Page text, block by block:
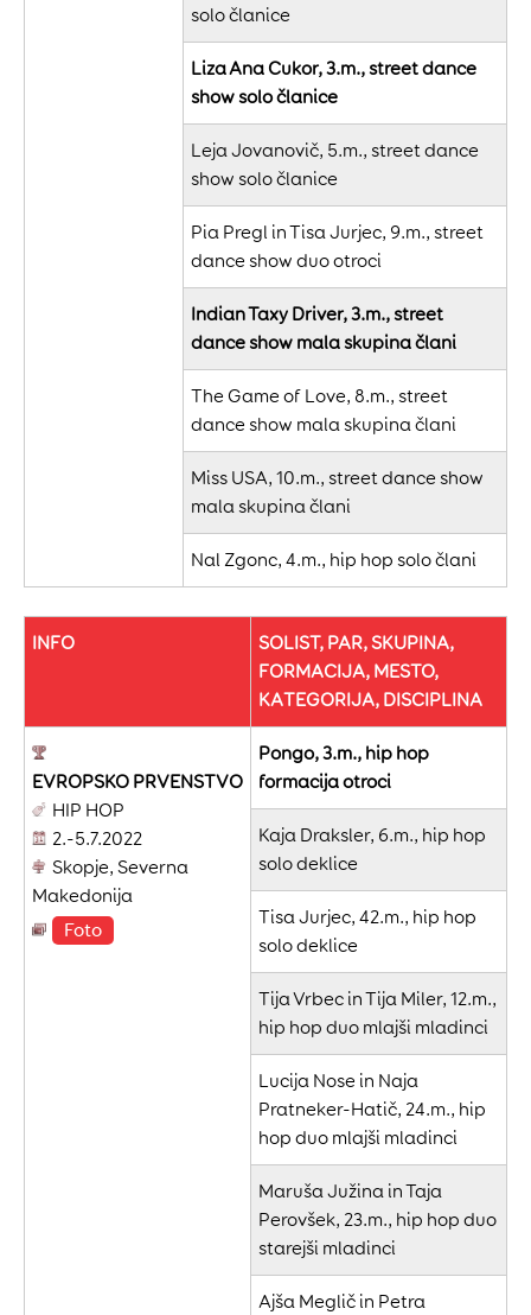
solo članice
Liza Ana Cukor, 3.m., street dance
show solo članice
Leja Jovanovič, 5.m., street dance
show solo članice
Pia Pregl in Tisa Jurjec, 9.m., street
dance show duo otroci
Indian Taxy Driver, 3.m., street
dance show mala skupina člani
The Game of Love, 8.m., street
dance show mala skupina člani
Miss USA, 10.m., street dance show
mala skupina člani
Nal Zgonc, 4.m., hip hop solo člani
INFO
SOLIST, PAR, SKUPINA,
FORMACIJA, MESTO,
KATEGORIJA, DISCIPLINA
EVROPSKO PRVENSTVO
HIP HOP
2.-5.7.2022
Skopje, Severna
Makedonija
Foto
Pongo, 3.m., hip hop
formacija otroci
Kaja Draksler, 6.m., hip hop
solo deklice
Tisa Jurjec, 42.m., hip hop
solo deklice
Tija Vrbec in Tija Miler, 12.m.,
hip hop duo mlajši mladinci
Lucija Nose in Naja
Pratneker-Hatič, 24.m., hip
hop duo mlajši mladinci
Maruša Južina in Taja
Perovšek, 23.m., hip hop duo
starejši mladinci
Ajša Meglič in Petra